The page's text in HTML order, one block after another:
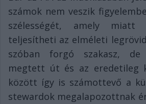
számok nem veszik
szélességét, amely miatt
teljesítheti az elméleti
szóban forgó szakasz,
megtett út és az eredetileg
között így is számottevő a
stewardok megalapozottnak